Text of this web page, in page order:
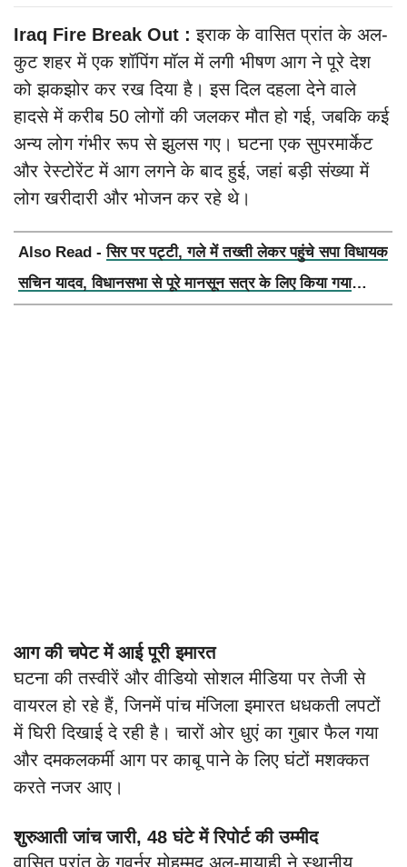
Iraq Fire Break Out : इराक के वासित प्रांत के अल-
कुट शहर में एक शॉपिंग मॉल में लगी भीषण आग ने पूरे देश
को झकझोर कर रख दिया है। इस दिल दहला देने वाले
हादसे में करीब 50 लोगों की जलकर मौत हो गई, जबकि कई
अन्य लोग गंभीर रूप से झुलस गए। घटना एक सुपरमार्केट
और रेस्टोरेंट में आग लगने के बाद हुई, जहां बड़ी संख्या में
लोग खरीदारी और भोजन कर रहे थे।
Also Read -सिर पर पट्टी, गले में तख्ती लेकर पहुंचे सपा विधायक
सचिन यादव, विधानसभा से पूरे मानसून सत्र के लिए किया गया
आग की चपेट में आई पूरी इमारत
घटना की तस्वीरें और वीडियो सोशल मीडिया पर तेजी से
वायरल हो रहे हैं, जिनमें पांच मंजिला इमारत धधकती लपटों
में घिरी दिखाई दे रही है। चारों ओर धुएं का गुबार फैल गया
और दमकलकर्मी आग पर काबू पाने के लिए घंटों मशक्कत
करते नजर आए।
शुरुआती जांच जारी, 48 घंटे में रिपोर्ट की उम्मीद
वासित प्रांत के गवर्नर मोहम्मद अल-मायाही ने स्थानीय